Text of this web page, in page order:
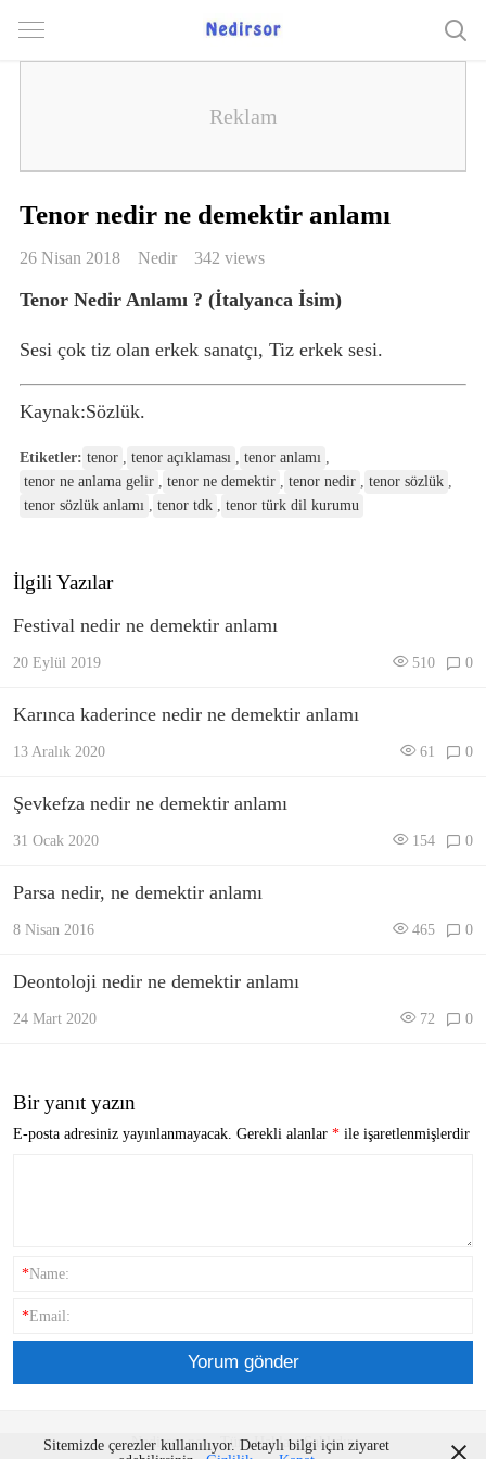
Tenor nedir ne demektir anlamı
26 Nisan 2018 Nedir 342 views
Tenor Nedir Anlamı ? (İtalyanca İsim)
Sesi çok tiz olan erkek sanatçı, Tiz erkek sesi.
Kaynak:Sözlük.
Etiketler: tenor , tenor açıklaması , tenor anlamı ,
tenor ne anlama gelir , tenor ne demektir , tenor nedir , tenor sözlük ,
tenor sözlük anlamı , tenor tdk , tenor türk dil kurumu
İlgili Yazılar
Festival nedir ne demektir anlamı
20 Eylül 2019 510 0
Karınca kaderince nedir ne demektir anlamı
13 Aralık 2020 61 0
Şevkefza nedir ne demektir anlamı
31 Ocak 2020 154 0
Parsa nedir, ne demektir anlamı
8 Nisan 2016 465 0
Deontoloji nedir ne demektir anlamı
24 Mart 2020 72 0
Bir yanıt yazın
E-posta adresiniz yayınlanmayacak. Gerekli alanlar * ile işaretlenmişlerdir
*Name:
*Email:
Nedirsor.net - Tüm Hakları Saklıdır.
Sitemizde çerezler kullanılıyor. Detaylı bilgi için ziyaret